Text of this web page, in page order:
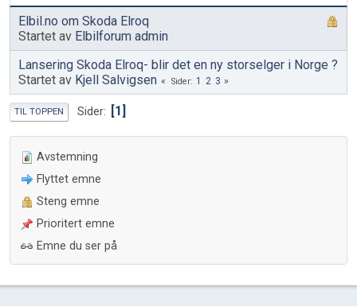
Elbil.no om Skoda Elroq
Startet av Elbilforum admin
Lansering Skoda Elroq- blir det en ny storselger i Norge ?
Startet av Kjell Salvigsen Sider 1 2 3
TIL TOPPEN Sider 1
Avstemning
Flyttet emne
Steng emne
Prioritert emne
Emne du ser på